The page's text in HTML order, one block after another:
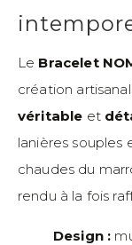
Le Bracelet
création
véritable et
lanières souples
chaudes du
rendu à la fois
Design :